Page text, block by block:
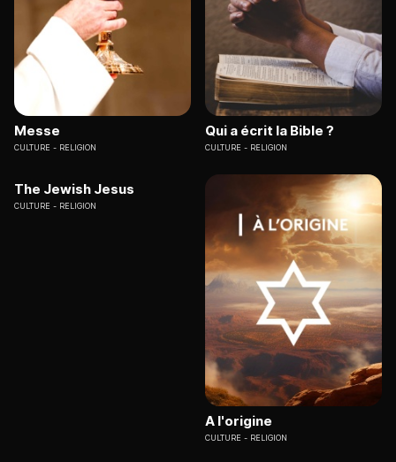
Messe
CULTURE RELIGION
Qui a écrit la Bible ?
CULTURE RELIGION
The Jewish Jesus
CULTURE RELIGION
A l'origine
CULTURE RELIGION